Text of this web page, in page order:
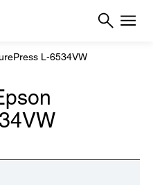
L-6534VW